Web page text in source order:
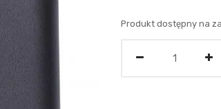
Produkt dostępny na